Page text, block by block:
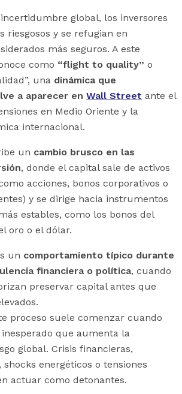
global, los inversores
riesgosos y se refugian en
más seguros. A este
como “flight to quality” o
una dinámica que
a aparecer en Wall Street ante el
en Medio Oriente y la
internacional.
un cambio brusco en las
, donde el capital sale de activos
acciones, bonos corporativos o
y se dirige hacia instrumentos
estables, como los bonos del
oro o el dólar.
un comportamiento típico durante
financiera o política, cuando
preservar capital antes que
proceso suele comenzar cuando
que aumenta la
global. Crisis financieras,
energéticos o tensiones
actuar como detonantes.